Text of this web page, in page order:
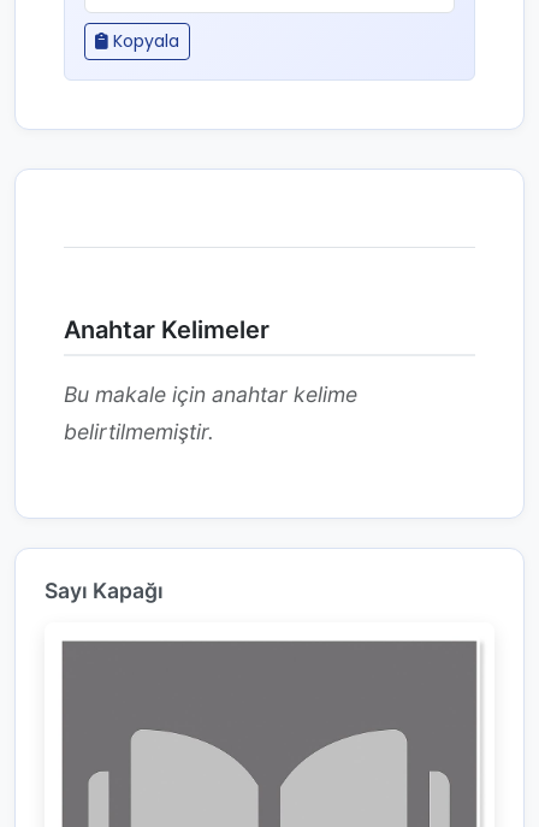
Kopyala
Anahtar Kelimeler
Bu makale için anahtar kelime
belirtilmemiştir.
Sayı Kapağı